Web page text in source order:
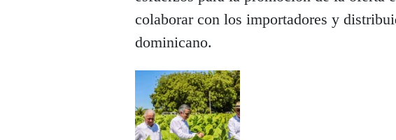
colaborar con los importadores y
dominicano.